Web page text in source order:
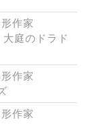
作家
庭のドラド
作家
作家